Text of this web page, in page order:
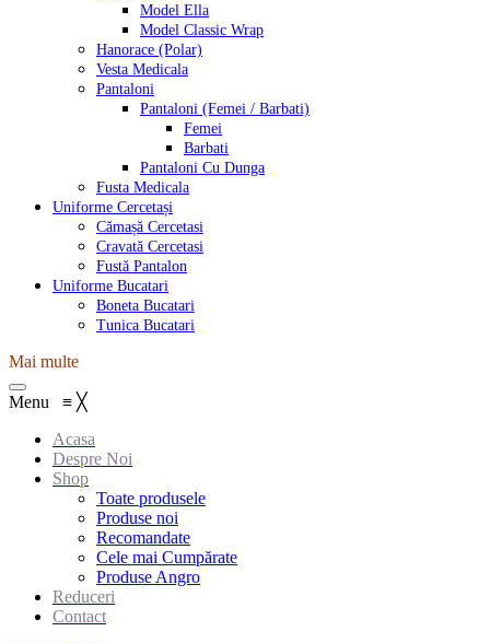
Model Ella
Model Classic Wrap
Hanorace (Polar)
Vesta Medicala
Pantaloni
Pantaloni (Femei / Barbati)
Femei
Barbati
Pantaloni Cu Dunga
Fusta Medicala
Uniforme Cercetași
Cămașă Cercetasi
Cravată Cercetasi
Fustă Pantalon
Uniforme Bucatari
Boneta Bucatari
Tunica Bucatari
Mai multe
Menu ≡ ╳
Acasa
Despre Noi
Shop
Toate produsele
Produse noi
Recomandate
Cele mai Cumpărate
Produse Angro
Reduceri
Contact